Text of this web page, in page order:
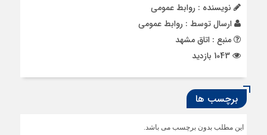
نویسنده : روابط عمومی
ارسال توسط : روابط عمومی
منبع : اتاق مشهد
برچسب ها
این مطلب بدون برچسب می باشد.